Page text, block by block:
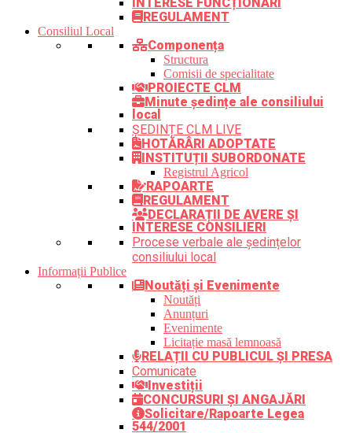
REGULAMENT
Consiliul Local
Componența
Structura
Comisii de specialitate
PROIECTE CLM
Minute ședințe ale consiliului
local
ȘEDINȚE CLM LIVE
HOTĂRÂRI ADOPTATE
INSTITUȚII SUBORDONATE
Registrul Agricol
RAPOARTE
REGULAMENT
DECLARAȚII DE AVERE ȘI
INTERESE CONSILIERI
Procese verbale ale ședințelor
consiliului local
Informații Publice
Noutăți și Evenimente
Noutăți
Anunțuri
Evenimente
Licitație masă lemnoasă
RELAȚII CU PUBLICUL ȘI PRESA
Comunicate
Investiții
CONCURSURI ȘI ANGAJĂRI
Solicitare/Rapoarte Legea
544/2001